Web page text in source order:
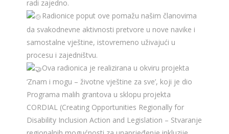
radi zajedno.
Radionice poput ove pomažu našim članovima
da svakodnevne aktivnosti pretvore u nove navike i
samostalne vještine, istovremeno uživajući u
procesu i zajedništvu.
Ova radionica je realizirana u okviru projekta
‘Znam i mogu – životne vještine za sve’, koji je dio
Programa malih grantova u sklopu projekta
CORDIAL (Creating Opportunities Regionally for
Disability Inclusion Action and Legislation – Stvaranje